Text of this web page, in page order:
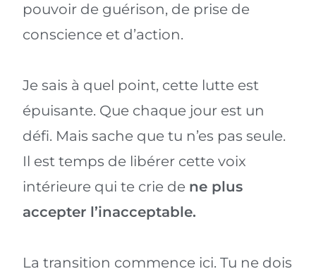
pouvoir de guérison, de prise de
conscience et d’action.
Je sais à quel point, cette lutte est
épuisante. Que chaque jour est un
défi. Mais sache que tu n’es pas seule.
Il est temps de libérer cette voix
intérieure qui te crie de ne plus
accepter l’inacceptable.
La transition commence ici. Tu ne dois